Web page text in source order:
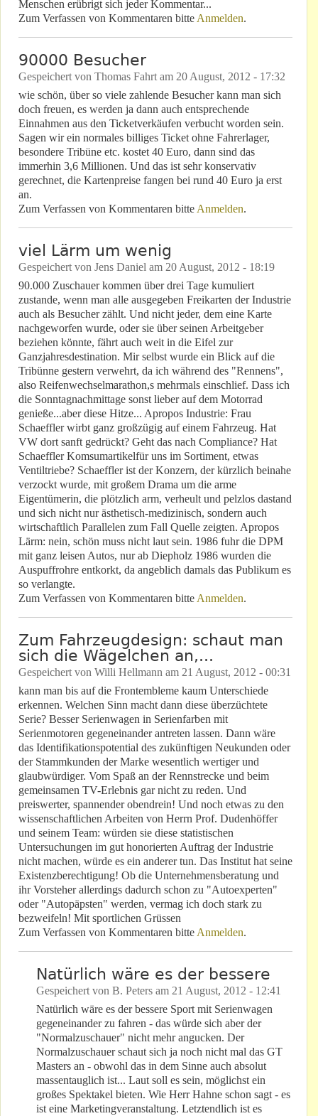
Menschen erübrigt sich jeder Kommentar...
Zum Verfassen von Kommentaren bitte Anmelden.
90000 Besucher
Gespeichert von Thomas Fahrt am 20 August, 2012 - 17:32
wie schön, über so viele zahlende Besucher kann man sich
doch freuen, es werden ja dann auch entsprechende
Einnahmen aus den Ticketverkäufen verbucht worden sein.
Sagen wir ein normales billiges Ticket ohne Fahrerlager,
besondere Tribüne etc. kostet 40 Euro, dann sind das
immerhin 3,6 Millionen. Und das ist sehr konservativ
gerechnet, die Kartenpreise fangen bei rund 40 Euro ja erst
an.
Zum Verfassen von Kommentaren bitte Anmelden.
viel Lärm um wenig
Gespeichert von Jens Daniel am 20 August, 2012 - 18:19
90.000 Zuschauer kommen über drei Tage kumuliert
zustande, wenn man alle ausgegeben Freikarten der Industrie
auch als Besucher zählt. Und nicht jeder, dem eine Karte
nachgeworfen wurde, oder sie über seinen Arbeitgeber
beziehen könnte, fährt auch weit in die Eifel zur
Ganzjahresdestination. Mir selbst wurde ein Blick auf die
Tribünne gestern verwehrt, da ich während des "Rennens",
also Reifenwechselmarathon,s mehrmals einschlief. Dass ich
die Sonntagnachmittage sonst lieber auf dem Motorrad
genieße...aber diese Hitze... Apropos Industrie: Frau
Schaeffler wirbt ganz großzügig auf einem Fahrzeug. Hat
VW dort sanft gedrückt? Geht das nach Compliance? Hat
Schaeffler Komsumartikelfür uns im Sortiment, etwas
Ventiltriebe? Schaeffler ist der Konzern, der kürzlich beinahe
verzockt wurde, mit großem Drama um die arme
Eigentümerin, die plötzlich arm, verheult und pelzlos dastand
und sich nicht nur ästhetisch-medizinisch, sondern auch
wirtschaftlich Parallelen zum Fall Quelle zeigten. Apropos
Lärm: nein, schön muss nicht laut sein. 1986 fuhr die DPM
mit ganz leisen Autos, nur ab Diepholz 1986 wurden die
Auspuffrohre entkorkt, da angeblich damals das Publikum es
so verlangte.
Zum Verfassen von Kommentaren bitte Anmelden.
Zum Fahrzeugdesign: schaut man
sich die Wägelchen an,...
Gespeichert von Willi Hellmann am 21 August, 2012 - 00:31
kann man bis auf die Frontembleme kaum Unterschiede
erkennen. Welchen Sinn macht dann diese überzüchtete
Serie? Besser Serienwagen in Serienfarben mit
Serienmotoren gegeneinander antreten lassen. Dann wäre
das Identifikationspotential des zukünftigen Neukunden oder
der Stammkunden der Marke wesentlich wertiger und
glaubwürdiger. Vom Spaß an der Rennstrecke und beim
gemeinsamen TV-Erlebnis gar nicht zu reden. Und
preiswerter, spannender obendrein! Und noch etwas zu den
wissenschaftlichen Arbeiten von Herrn Prof. Dudenhöffer
und seinem Team: würden sie diese statistischen
Untersuchungen im gut honorierten Auftrag der Industrie
nicht machen, würde es ein anderer tun. Das Institut hat seine
Existenzberechtigung! Ob die Unternehmensberatung und
ihr Vorsteher allerdings dadurch schon zu "Autoexperten"
oder "Autopäpsten" werden, vermag ich doch stark zu
bezweifeln! Mit sportlichen Grüssen
Zum Verfassen von Kommentaren bitte Anmelden.
Natürlich wäre es der bessere
Gespeichert von B. Peters am 21 August, 2012 - 12:41
Natürlich wäre es der bessere Sport mit Serienwagen
gegeneinander zu fahren - das würde sich aber der
"Normalzuschauer" nicht mehr angucken. Der
Normalzuschauer schaut sich ja noch nicht mal das GT
Masters an - obwohl das in dem Sinne auch absolut
massentauglich ist... Laut soll es sein, möglichst ein
großes Spektakel bieten. Wie Herr Hahne schon sagt - es
ist eine Marketingveranstaltung. Letztendlich ist es